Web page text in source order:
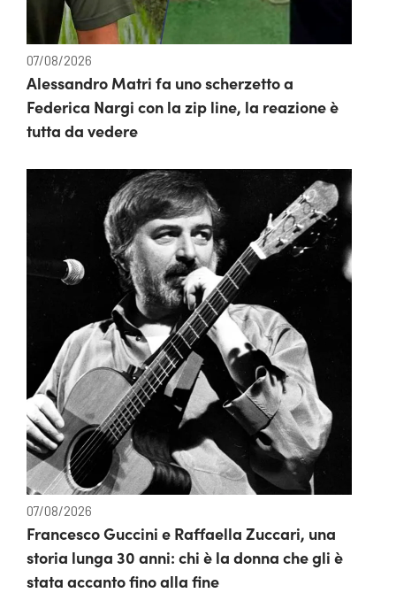
07/08/2026
Alessandro Matri fa uno scherzetto a
Federica Nargi con la zip line, la reazione è
tutta da vedere
07/08/2026
Francesco Guccini e Raffaella Zuccari, una
storia lunga 30 anni: chi è la donna che gli è
stata accanto fino alla fine